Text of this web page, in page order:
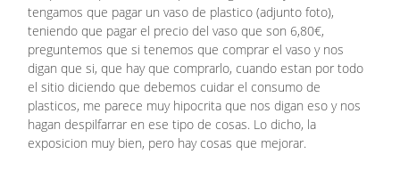
tengamos que pagar un vaso de plastico (adjunto foto),
teniendo que pagar el precio del vaso que son 6,80€,
preguntemos que si tenemos que comprar el vaso y nos
digan que si, que hay que comprarlo, cuando estan por todo
el sitio diciendo que debemos cuidar el consumo de
plasticos, me parece muy hipocrita que nos digan eso y nos
hagan despilfarrar en ese tipo de cosas. Lo dicho, la
exposicion muy bien, pero hay cosas que mejorar.